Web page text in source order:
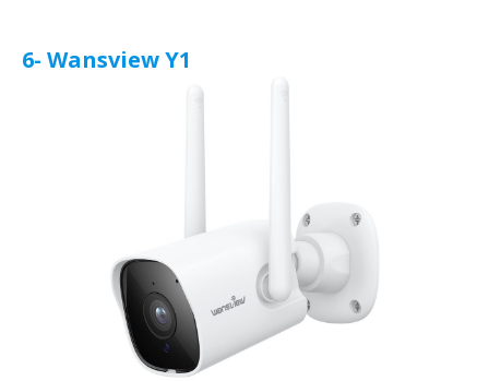
6- Wansview Y1